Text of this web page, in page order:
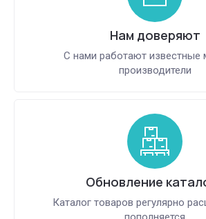
Нам доверяют
С нами работают известные
производители
Обновление
Каталог товаров регулярно